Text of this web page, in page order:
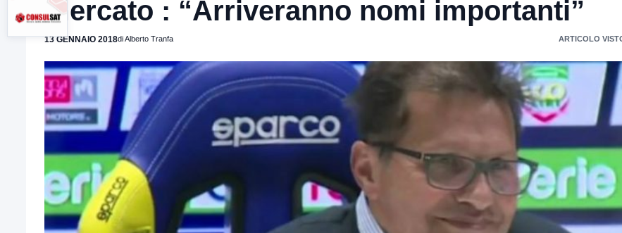
mercato : “Arriveranno nomi importanti”
13 GENNAIO 2018di Alberto Tranfa ARTICOLO